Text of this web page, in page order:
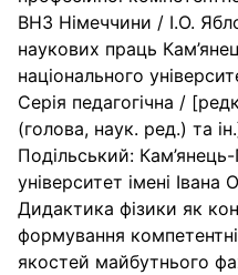
ВНЗ Німеччини / І.О.
наукових праць
національного
Серія педагогічна /
(голова, наук. ред.) та
Подільський:
університет імені Івана
Дидактика фізики як
формування
якостей майбутнього